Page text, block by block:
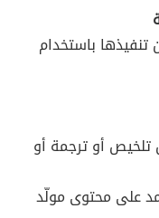
باستخدام
أو ترجمة أو
على محتوى مولّد